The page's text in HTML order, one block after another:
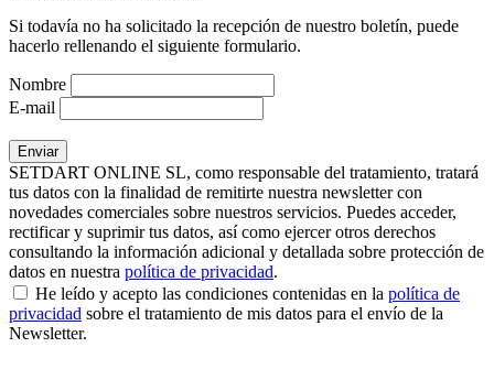
Si todavía no ha solicitado la recepción de nuestro boletín, puede
hacerlo rellenando el siguiente formulario.
Nombre
E-mail
SETDART ONLINE SL, como responsable del tratamiento, tratará
tus datos con la finalidad de remitirte nuestra newsletter con
novedades comerciales sobre nuestros servicios. Puedes acceder,
rectificar y suprimir tus datos, así como ejercer otros derechos
consultando la información adicional y detallada sobre protección de
datos en nuestra política de privacidad.
He leído y acepto las condiciones contenidas en la política de
privacidad sobre el tratamiento de mis datos para el envío de la
Newsletter.